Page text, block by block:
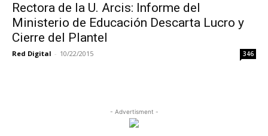
Rectora de la U. Arcis: Informe del
Ministerio de Educación Descarta Lucro y
Cierre del Plantel
Red Digital - 10/22/2015 346
- Advertisment -